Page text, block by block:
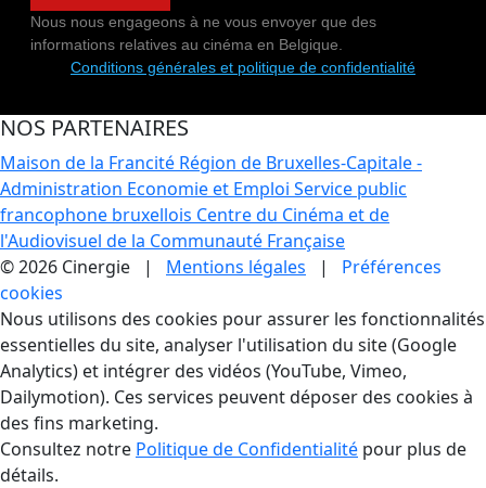
Nous nous engageons à ne vous envoyer que des
informations relatives au cinéma en Belgique.
Conditions générales et politique de confidentialité
NOS PARTENAIRES
Maison de la Francité Région de Bruxelles-Capitale -
Administration Economie et Emploi Service public
francophone bruxellois Centre du Cinéma et de
l'Audiovisuel de la Communauté Française
© 2026 Cinergie | Mentions légales | Préférences
cookies
Gestion des Cookies
Nous utilisons des cookies pour assurer les fonctionnalités
essentielles du site, analyser l'utilisation du site (Google
Analytics) et intégrer des vidéos (YouTube, Vimeo,
Dailymotion). Ces services peuvent déposer des cookies à
des fins marketing.
Consultez notre Politique de Confidentialité pour plus de
détails.